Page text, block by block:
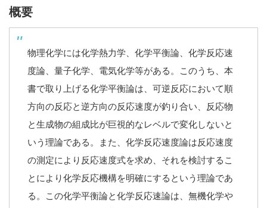
概要
物理化学には化学熱力学、化学平衡論、化学反応速
度論、量子化学、電気化学等がある。このうち、本
書で取り上げる化学平衡論は、可逆反応において順
方向の反応と逆方向の反応速度が釣り合い、反応物
と生成物の組成比が巨視的なレベルで変化しないと
いう理論である。また、化学反応速度論は反応速度
の測定により反応速度式を求め、それを検討するこ
とにより化学反応機構を明確にするという理論であ
る。この化学平衡論と化学反応速論は、無機化学や